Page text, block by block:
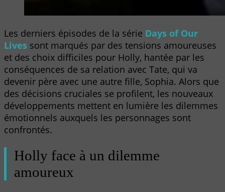
Les derniers épisodes de la série Days of Our
Lives sont marqués par des tensions amoureuses
et des choix difficiles pour Holly, hantée par les
conséquences de sa relation avec Tate, qui va
devenir père avec une autre fille, Sophia. Alors que
des décisions cruciales se profilent, les nouveaux
développements mettent en lumière les dilemmes
émotionnels auxquels les personnages sont
confrontés.
Holly face à un dilemme
amoureux